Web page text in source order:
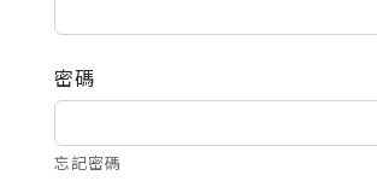
密碼
忘記密碼